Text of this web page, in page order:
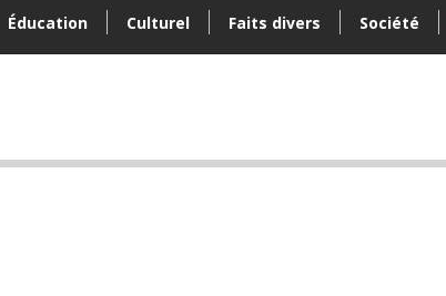
Éducation Culturel Faits divers Société